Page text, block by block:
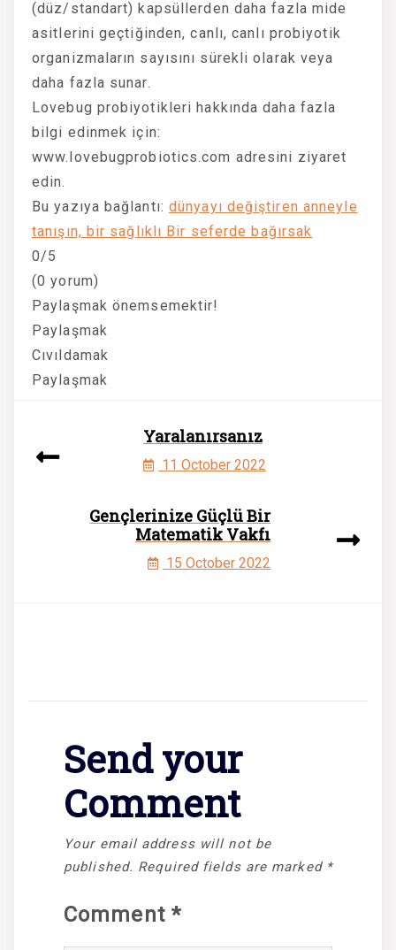
(düz/standart) kapsüllerden daha fazla mide
asitlerini geçtiğinden, canlı, canlı probiyotik
organizmaların sayısını sürekli olarak veya
daha fazla sunar.
Lovebug probiyotikleri hakkında daha fazla
bilgi edinmek için:
www.lovebugprobiotics.com adresini ziyaret
edin.
Bu yazıya bağlantı: dünyayı değiştiren anneyle
tanışın, bir sağlıklı Bir seferde bağırsak
0/5
(0 yorum)
Paylaşmak önemsemektir!
Paylaşmak
Cıvıldamak
Paylaşmak
Yaralanırsanız
11 October 2022
Gençlerinize Güçlü Bir
Matematik Vakfı
15 October 2022
Send your
Comment
Your email address will not be
published. Required fields are marked *
Comment *